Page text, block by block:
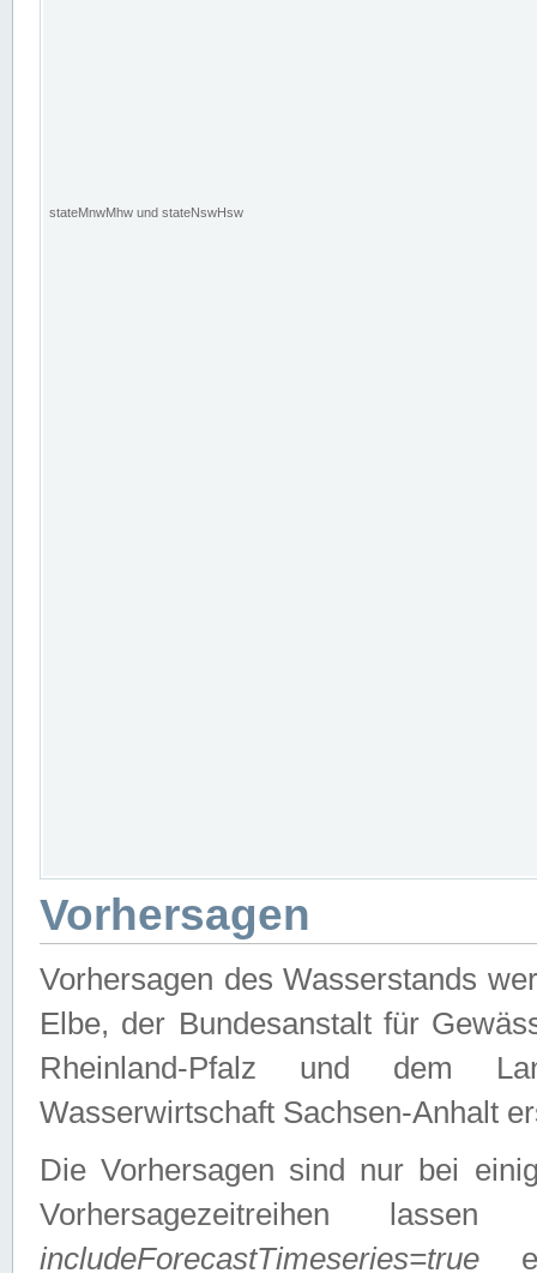
stateMnwMhw und stateNswHsw
Vorhersagen
Vorhersagen des Wasserstands
Elbe, der Bundesanstalt für
Rheinland-Pfalz und dem
Wasserwirtschaft Sachsen-Anhalt
Die Vorhersagen sind nur bei
Vorhersagezeitreihen
includeForecastTimeseries=true